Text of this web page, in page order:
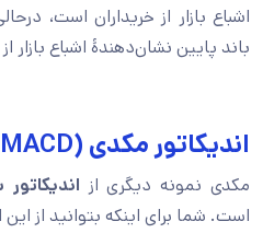
اشباع بازار از خریداران است،
باند پایین نشان‌دهندۀ اشباع بازار
اندیکاتور مکدی (MACD)
مکدی نمونه دیگری از
است. شما برای اینکه بتوانید از این